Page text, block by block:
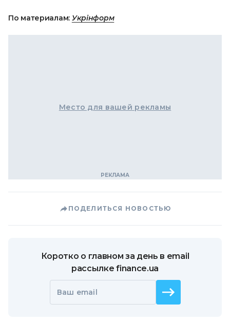
По материалам: Укрінформ
Место для вашей рекламы
ПОДЕЛИТЬСЯ НОВОСТЬЮ
Коротко о главном за день в email
рассылке finance.ua
Ваш email